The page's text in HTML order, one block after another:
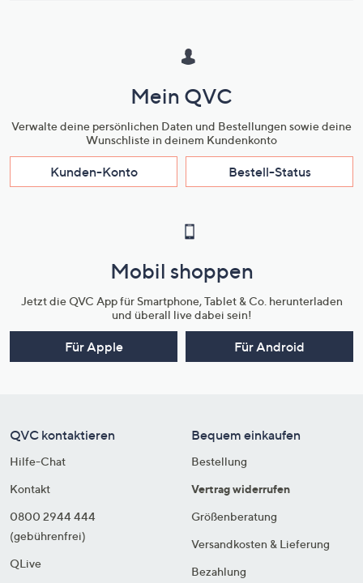
Mein QVC
Verwalte deine persönlichen Daten und Bestellungen sowie deine
Wunschliste in deinem Kundenkonto
Kunden-Konto Bestell-Status
Mobil shoppen
Jetzt die QVC App für Smartphone, Tablet & Co. herunterladen
und überall live dabei sein!
Für Apple Für Android
QVC kontaktieren
Hilfe-Chat
Kontakt
0800 2944 444
(gebührenfrei)
QLive
Bequem einkaufen
Bestellung
Vertrag widerrufen
Größenberatung
Versandkosten & Lieferung
Bezahlung